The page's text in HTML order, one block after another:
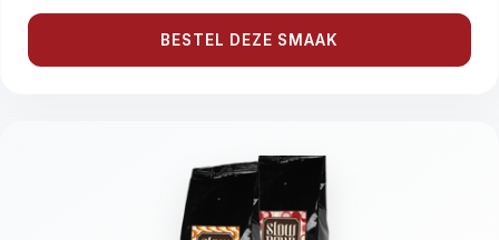
BESTEL DEZE SMAAK